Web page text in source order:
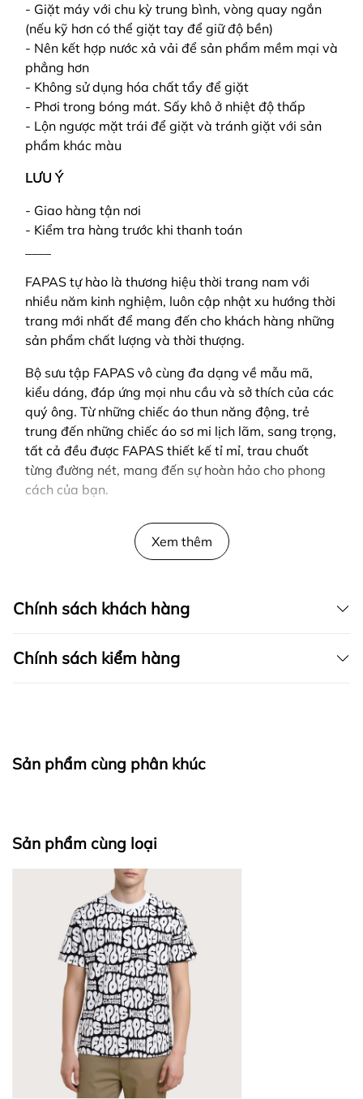
- Giặt máy với chu kỳ trung bình, vòng quay ngắn
(nếu kỹ hơn có thể giặt tay để giữ độ bền)
- Nên kết hợp nước xả vải để sản phẩm mềm mại và
phẳng hơn
- Không sử dụng hóa chất tẩy để giặt
- Phơi trong bóng mát. Sấy khô ở nhiệt độ thấp
- Lộn ngược mặt trái để giặt và tránh giặt với sản
phẩm khác màu
LƯU Ý
- Giao hàng tận nơi
- Kiểm tra hàng trước khi thanh toán
FAPAS tự hào là thương hiệu thời trang nam với
nhiều năm kinh nghiệm, luôn cập nhật xu hướng thời
trang mới nhất để mang đến cho khách hàng những
sản phẩm chất lượng và thời thượng.
Bộ sưu tập FAPAS vô cùng đa dạng về mẫu mã,
kiểu dáng, đáp ứng mọi nhu cầu và sở thích của các
quý ông. Từ những chiếc áo thun năng động, trẻ
trung đến những chiếc áo sơ mi lịch lãm, sang trọng,
tất cả đều được FAPAS thiết kế tỉ mỉ, trau chuốt
từng đường nét, mang đến sự hoàn hảo cho phong
cách của bạn.
SẢN PHẨM ĐƯỢC THIẾT KẾ BỞI FAPAS
Xem thêm
Chính sách khách hàng
Chính sách kiểm hàng
Sản phẩm cùng phân khúc
Sản phẩm cùng loại